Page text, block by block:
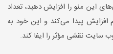
این منو را افزایش دهید، تعداد
پیدا می‌کند و این خود به
سایت نقشی مؤثر را ایفا کند.